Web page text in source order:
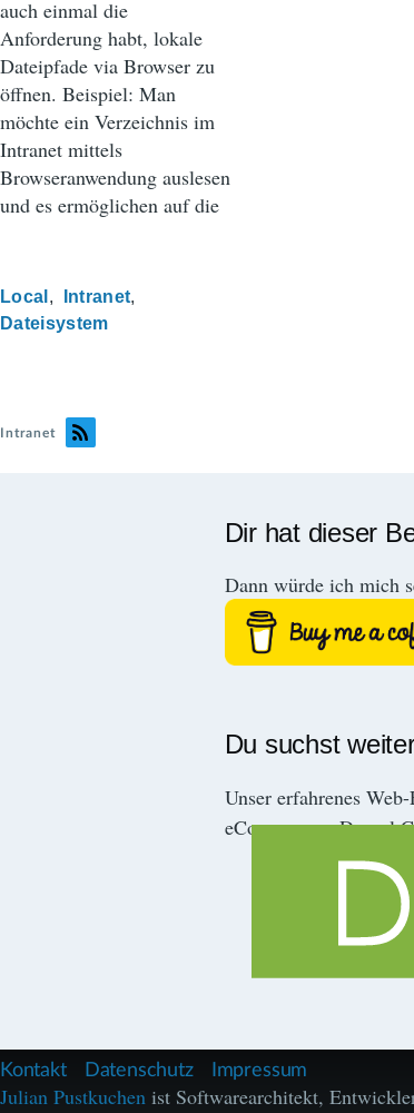
auch einmal die
Anforderung habt, lokale
Dateipfade via Browser zu
öffnen. Beispiel: Man
möchte ein Verzeichnis im
Intranet mittels
Browseranwendung auslesen
und es ermöglichen auf die
Local
Intranet
Dateisystem
Intranet
Dir hat dieser
Dann würde ich mich
Du suchst
Unser erfahrenes
eCommerce-, Drupal
F
ß
Kontakt Datenschutz Impressum
Julian Pustkuchen ist Softwarearchitekt,